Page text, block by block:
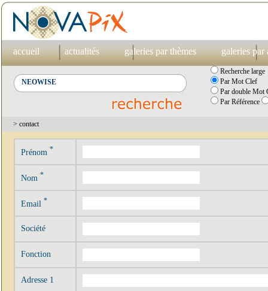
accueil actualités galeries par thèmes galeries par
Recherche large
Par Mot Clef
Par double Mot
Par Référence
> contact
Prénom *
Nom *
Email *
Société
Fonction
Adresse 1